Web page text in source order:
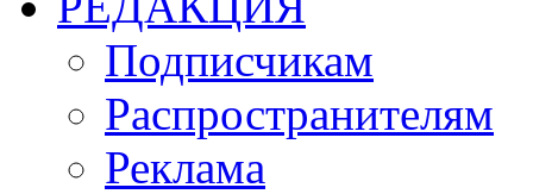
Подписчикам
Распространителям
Реклама